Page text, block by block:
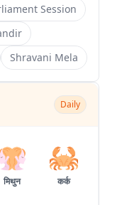
Session
Shravani Mela
Daily
मिथुन कर्क